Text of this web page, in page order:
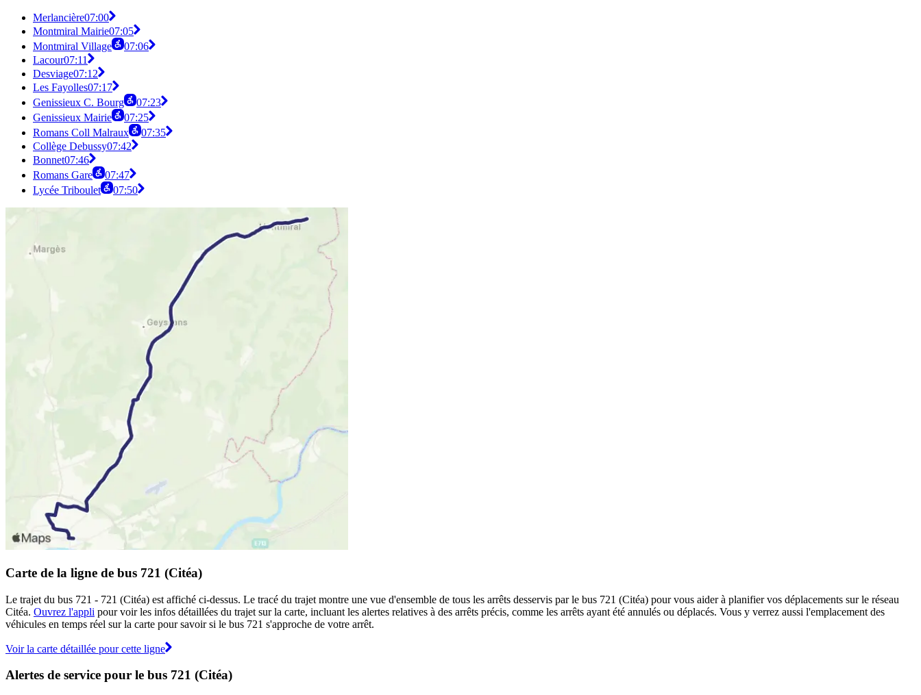
Merlancière07:00
Montmiral Mairie07:05
Montmiral Village
07:06
Lacour07:11
Desviage07:12
Les Fayolles07:17
Genissieux C. Bourg
07:23
Genissieux Mairie
07:25
Romans Coll Malraux
07:35
Collège Debussy07:42
Bonnet07:46
Romans Gare
07:47
Lycée Triboulet
07:50
Carte de la ligne de bus 721 (Citéa)
Le trajet du bus 721 - 721 (Citéa) est affiché ci-dessus. Le tracé du trajet montre une vue d'ensemble de tous les arrêts desservis par le bus 721 (Citéa) pour vous aider à planifier vos déplacements sur le réseau
Citéa. Ouvrez l'appli pour voir les infos détaillées du trajet sur la carte, incluant les alertes relatives à des arrêts précis, comme les arrêts ayant été annulés ou déplacés. Vous y verrez aussi l'emplacement des
véhicules en temps réel sur la carte pour savoir si le bus 721 s'approche de votre arrêt.
Voir la carte détaillée pour cette ligne
Alertes de service pour le bus 721 (Citéa)